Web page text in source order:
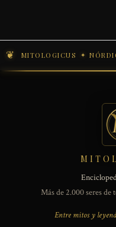
MITOLOGICUS
Más de 2.000 seres de
Entre mitos y